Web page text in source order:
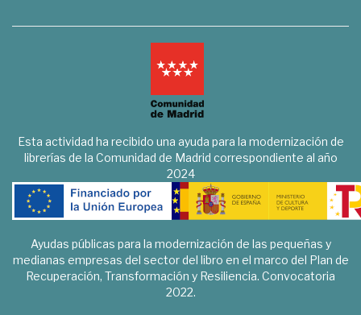
Esta actividad ha recibido una ayuda para la modernización de
librerías de la Comunidad de Madrid correspondiente al año
2024
Ayudas públicas para la modernización de las pequeñas y
medianas empresas del sector del libro en el marco del Plan de
Recuperación, Transformación y Resiliencia. Convocatoria
2022.